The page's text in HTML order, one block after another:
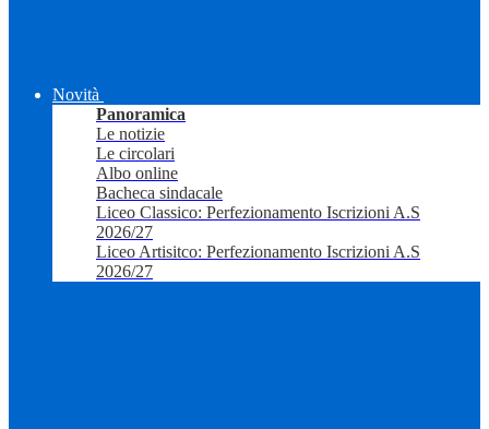
Novità
Panoramica
Le notizie
Le circolari
Albo online
Bacheca sindacale
Liceo Classico: Perfezionamento Iscrizioni A.S
2026/27
Liceo Artisitco: Perfezionamento Iscrizioni A.S
2026/27